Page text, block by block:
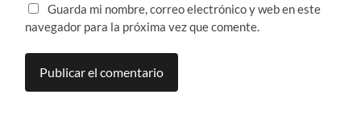
Guarda mi nombre, correo electrónico y web en este
navegador para la próxima vez que comente.